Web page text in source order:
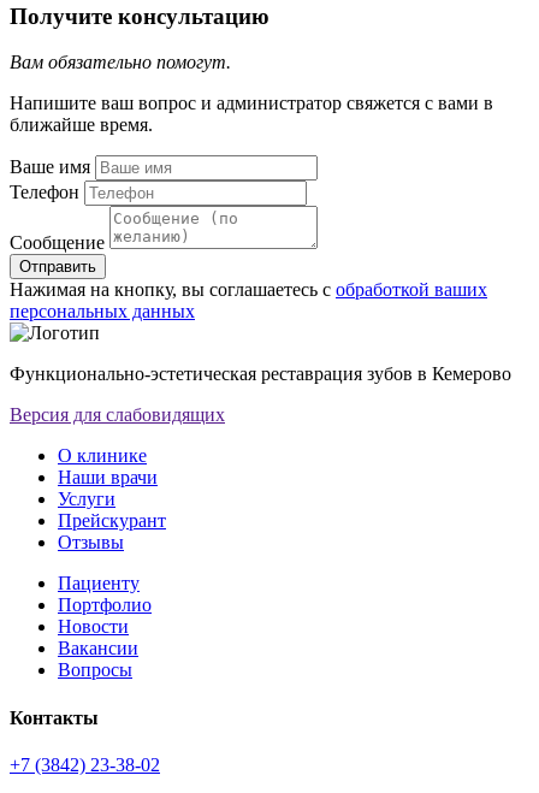
Получите консультацию
Вам обязательно помогут.
Напишите ваш вопрос и администратор свяжется с вами в
ближайше время.
Ваше имя
Телефон
Сообщение
Отправить
Нажимая на кнопку, вы соглашаетесь с обработкой ваших
персональных данных
Функционально-эстетическая реставрация зубов в Кемерово
Версия для слабовидящих
О клинике
Наши врачи
Услуги
Прейскурант
Отзывы
Пациенту
Портфолио
Новости
Вакансии
Вопросы
Контакты
+7 (3842) 23-38-02